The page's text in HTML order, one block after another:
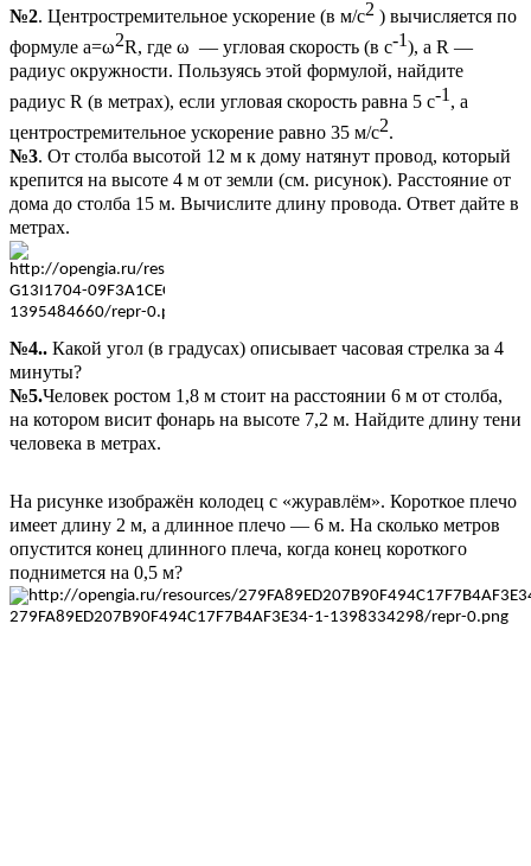
№2. Центростремительное ускорение (в м/c2 ) вычисляется по
формуле a=ω2R, где ω — угловая скорость (в с-1), а R —
радиус окружности. Пользуясь этой формулой, найдите
радиус R (в метрах), если угловая скорость равна 5 с-1 , а
центростремительное ускорение равно 35 м/c2.
№3. От столба высотой 12 м к дому натянут провод, который
крепится на высоте 4 м от земли (см. рисунок). Расстояние от
дома до столба 15 м. Вычислите длину провода. Ответ дайте в
метрах.
№4.. Какой угол (в градусах) описывает часовая стрелка за 4
минуты?
№5.Человек ростом 1,8 м стоит на расстоянии 6 м от столба,
на котором висит фонарь на высоте 7,2 м. Найдите длину тени
человека в метрах.
На рисунке изображён колодец с «журавлём». Короткое плечо
имеет длину 2 м, а длинное плечо — 6 м. На сколько метров
опустится конец длинного плеча, когда конец короткого
поднимется на 0,5 м?